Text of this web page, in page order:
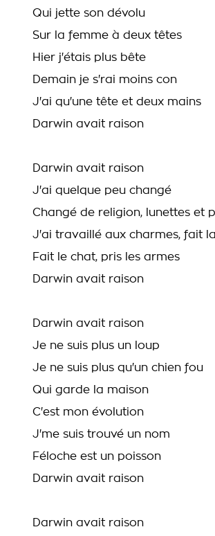
Qui jette son dévolu
Sur la femme à deux têtes
Hier j'étais plus bête
Demain je s'rai moins con
J'ai qu'une tête et deux mains
Darwin avait raison
Darwin avait raison
J'ai quelque peu changé
Changé de religion, lunettes et
J'ai travaillé aux charmes, fait
Fait le chat, pris les armes
Darwin avait raison
Darwin avait raison
Je ne suis plus un loup
Je ne suis plus qu'un chien fou
Qui garde la maison
C'est mon évolution
J'me suis trouvé un nom
Féloche est un poisson
Darwin avait raison
Darwin avait raison